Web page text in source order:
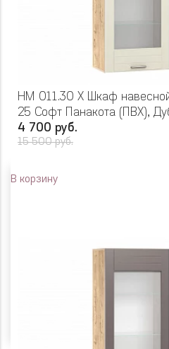
НМ 011.30 Х Шкаф
25 Софт Панакота (ПВХ),
4 700 руб.
15 500 руб.
В корзину